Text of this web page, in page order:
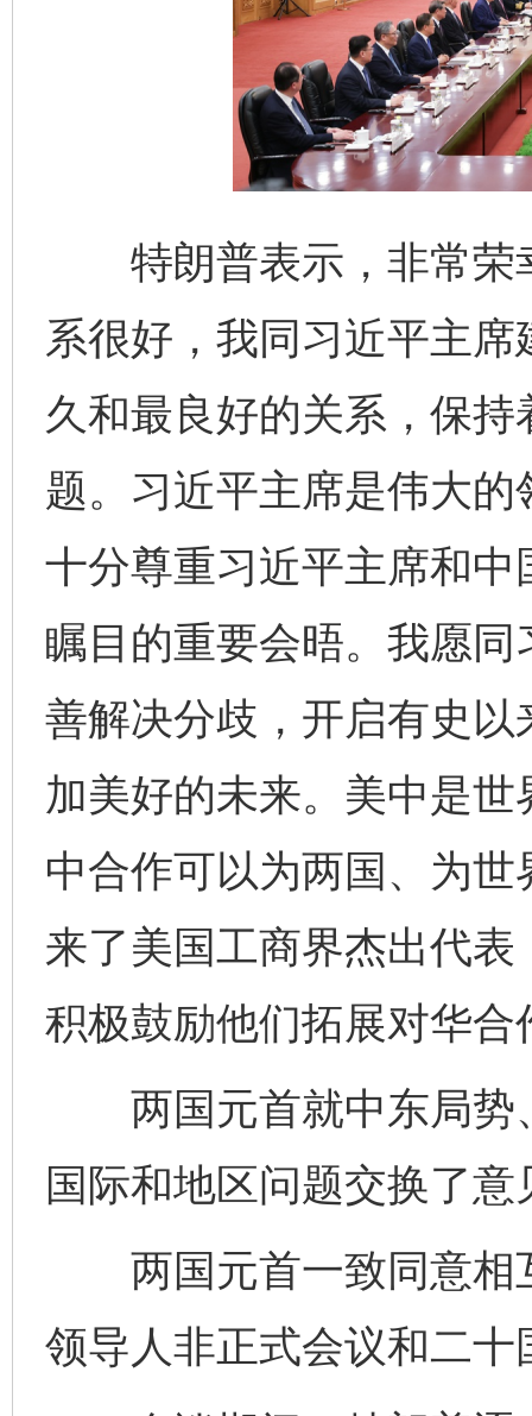
特朗普表示，非常荣
系很好，我同习近平主
久和最良好的关系，保
题。习近平主席是伟大
十分尊重习近平主席和
瞩目的重要会晤。我愿
善解决分歧，开启有史
加美好的未来。美中是
中合作可以为两国、为
来了美国工商界杰出代
积极鼓励他们拓展对华合
两国元首就中东局势
国际和地区问题交换了意
两国元首一致同意相
领导人非正式会议和二十